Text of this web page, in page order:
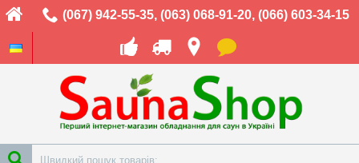
(067) 942-55-35, (063) 068-91-20, (066) 603-34-15